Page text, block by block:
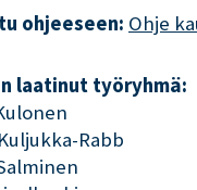
ohjeeseen: Ohje
laatinut työryhmä:
Rabb